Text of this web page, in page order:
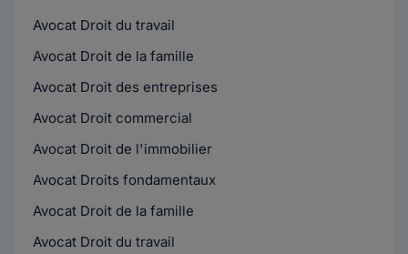
Avocat Droit du travail
Avocat Droit de la famille
Avocat Droit des entreprises
Avocat Droit commercial
Avocat Droit de l'immobilier
Avocat Droits fondamentaux
Avocat Droit de la famille
Avocat Droit du travail